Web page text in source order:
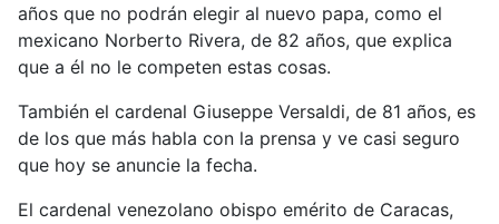
años que no podrán elegir al nuevo papa, como el
mexicano Norberto Rivera, de 82 años, que explica
que a él no le competen estas cosas.
También el cardenal Giuseppe Versaldi, de 81 años, es
de los que más habla con la prensa y ve casi seguro
que hoy se anuncie la fecha.
El cardenal venezolano obispo emérito de Caracas,